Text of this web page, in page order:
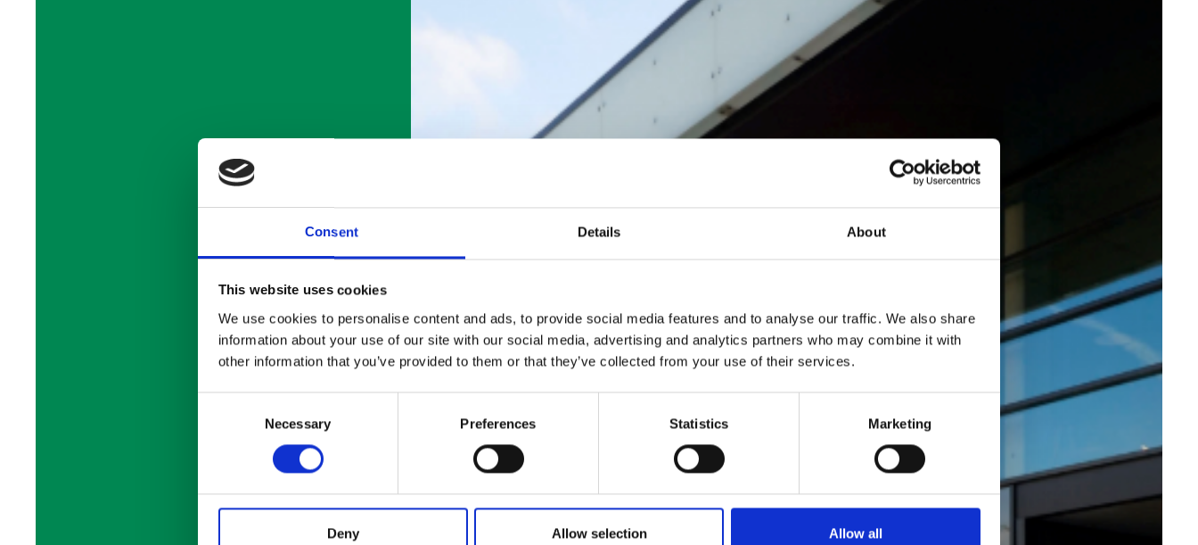
Consent Details About
This website uses cookies
We use cookies to personalise content and ads, to provide social media features and to analyse our traffic. We also share
information about your use of our site with our social media, advertising and analytics partners who may combine it with
other information that you’ve provided to them or that they’ve collected from your use of their services.
Necessary Preferences Statistics Marketing
Deny Allow selection Allow all